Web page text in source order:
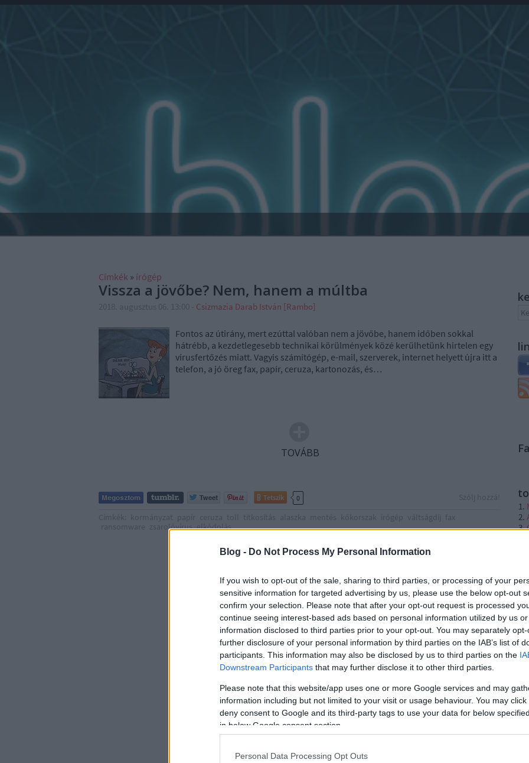
Blog - Do Not Process My Personal Information
If you wish to opt-out of the sale, sharing to third parties, or processing of your
sensitive information for targeted advertising by us, please use the below opt-out
confirm your selection. Please note that after your opt-out request is processed
continue seeing interest-based ads based on personal information utilized by us
information disclosed to third parties prior to your opt-out. You may separately
further disclosure of your personal information by third parties on the IAB’s list of
participants. This information may also be disclosed by us to third parties on the
Downstream Participants that may further disclose it to other third parties.
Please note that this website/app uses one or more Google services and may
information including but not limited to your visit or usage behaviour. You may
deny consent to Google and its third-party tags to use your data for below
in below Google consent section.
Personal Data Processing Opt Outs
Címkék » írógép
Vissza a jövőbe? Nem, hanem a múltba
Csizmazia Darab István [Rambo]
Fontos az útirány, mert ezúttal valóban nem a jövőbe, hanem időben sokkal
hátrébb, a kezdetlegesebb technikai körülmények közé kerülhetünk hirtelen egy
vírusfertőzés miatt. Vagyis számítógép, e-mail, szerverek, internet helyett újra itt a
telefon, a jó öreg fax, papír, ceruza, kartonozás, és…
TOVÁBB
Tetszik 0
zsarolóvírus elkódolás
A